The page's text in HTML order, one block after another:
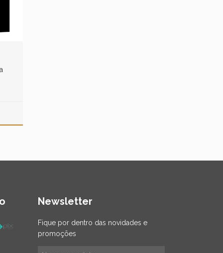
Newsletter
Fique por dentro das novidades e
promoções